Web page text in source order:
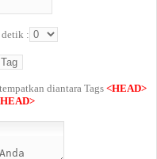
detik :
diantara Tags <HEAD>